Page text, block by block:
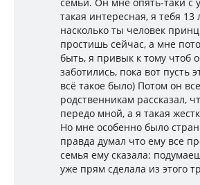
такая интересная, я тебя 13
насколько ты человек
простишь сейчас, а мне
быть, я привык к тому чтоб
заботились, пока вот пусть
всё такое было) Потом он
родственникам рассказал,
передо мной, а я такая
Но мне особенно было
правда думал что ему все
семья ему сказала:
уже прям сделала из этого